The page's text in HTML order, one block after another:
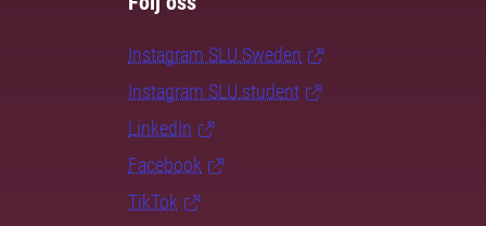
Instagram SLU.Sweden
Instagram SLU.student
LinkedIn
Facebook
TikTok